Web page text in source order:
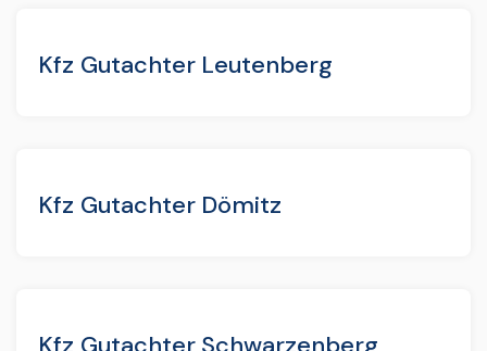
Kfz Gutachter Leutenberg
Kfz Gutachter Dömitz
Kfz Gutachter Schwarzenberg